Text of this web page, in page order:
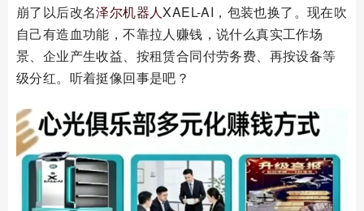
崩了以后改名泽尔机器人XAEL-AI，包装也换了。现在吹
自己有造血功能，不靠拉人赚钱，说什么真实工作场
景、企业产生收益、按租赁合同付劳务费、再按设备等
级分红。听着挺像回事是吧？